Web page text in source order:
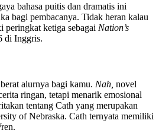
bahasa puitis dan dramatis ini
bagi pembacanya. Tidak heran kalau
peringkat ketiga sebagai Nation’s
di Inggris.
alurnya bagi kamu. Nah, novel
ringan, tetapi menarik emosional
tentang Cath yang merupakan
of Nebraska. Cath ternyata memiliki